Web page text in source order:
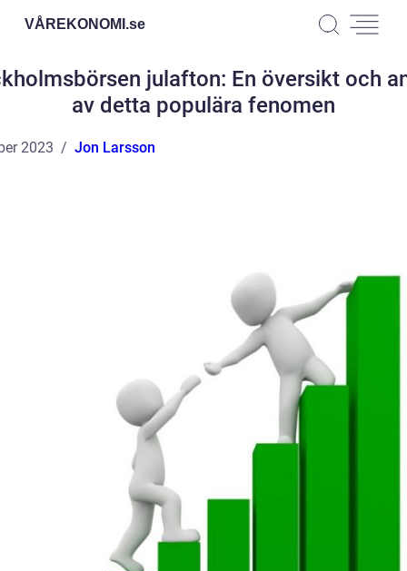
VÅREKONOMI.se
julafton: En översikt och
av detta populära fenomen
2023 Jon Larsson